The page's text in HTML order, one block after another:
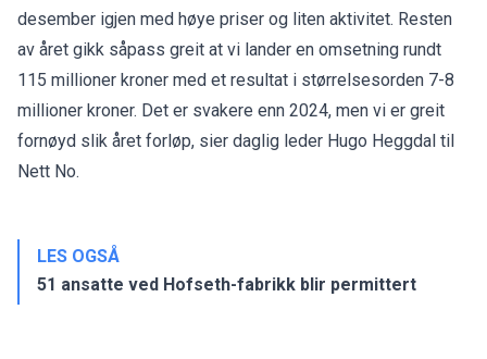
desember igjen med høye priser og liten aktivitet. Resten
av året gikk såpass greit at vi lander en omsetning rundt
115 millioner kroner med et resultat i størrelsesorden 7-8
millioner kroner. Det er svakere enn 2024, men vi er greit
fornøyd slik året forløp, sier daglig leder Hugo Heggdal til
Nett No.
LES OGSÅ
51 ansatte ved Hofseth-fabrikk blir permittert